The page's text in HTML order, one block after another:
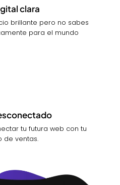
clara
brillante pero no sabes
para el mundo
tu futura web con tu
de ventas.